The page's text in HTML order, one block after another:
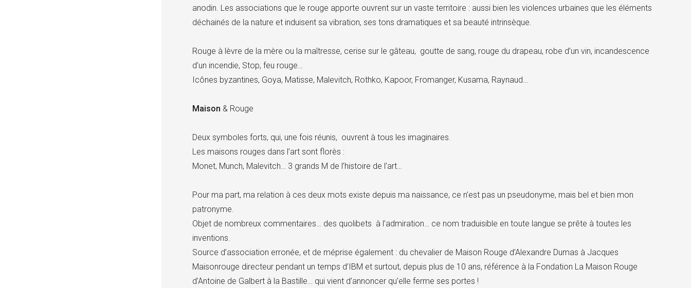
anodin. Les associations que le rouge apporte ouvrent sur un vaste territoire : aussi bien les violences urbaines que les éléments
déchainés de la nature et induisent sa vibration, ses tons dramatiques et sa beauté intrinsèque.
Rouge à lèvre de la mère ou la maîtresse, cerise sur le gâteau, goutte de sang, rouge du drapeau, robe d’un vin, incandescence
d’un incendie, Stop, feu rouge…
Icônes byzantines, Goya, Matisse, Malevitch, Rothko, Kapoor, Fromanger, Kusama, Raynaud…
Maison & Rouge
Deux symboles forts, qui, une fois réunis, ouvrent à tous les imaginaires.
Les maisons rouges dans l’art sont florès :
Monet, Munch, Malevitch… 3 grands M de l’histoire de l’art…
Pour ma part, ma relation à ces deux mots existe depuis ma naissance, ce n’est pas un pseudonyme, mais bel et bien mon
patronyme.
Objet de nombreux commentaires… des quolibets à l’admiration… ce nom traduisible en toute langue se prête à toutes les
inventions.
Source d’association erronée, et de méprise également : du chevalier de Maison Rouge d’Alexandre Dumas à Jacques
Maisonrouge directeur pendant un temps d’IBM et surtout, depuis plus de 10 ans, référence à la Fondation La Maison Rouge
d’Antoine de Galbert à la Bastille… qui vient d’annoncer qu’elle ferme ses portes !